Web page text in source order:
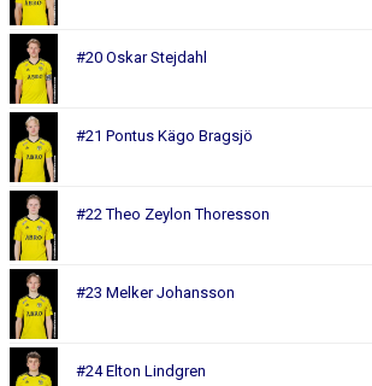
#20 Oskar Stejdahl
#21 Pontus Kägo Bragsjö
#22 Theo Zeylon Thoresson
#23 Melker Johansson
#24 Elton Lindgren